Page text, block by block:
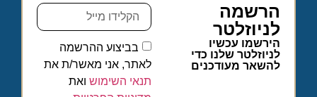
הרשמה
לניוזלטר
הירשמו עכשיו
לניוזלטר שלנו כדי
להשאר מעודכנים
בביצוע ההרשמה
לאתר, אני מאשר/ת את
תנאי השימוש ואת